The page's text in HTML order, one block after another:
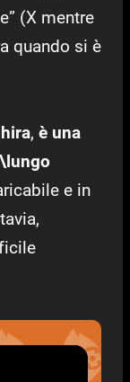
(X mentre
quando si è
, è una
e in